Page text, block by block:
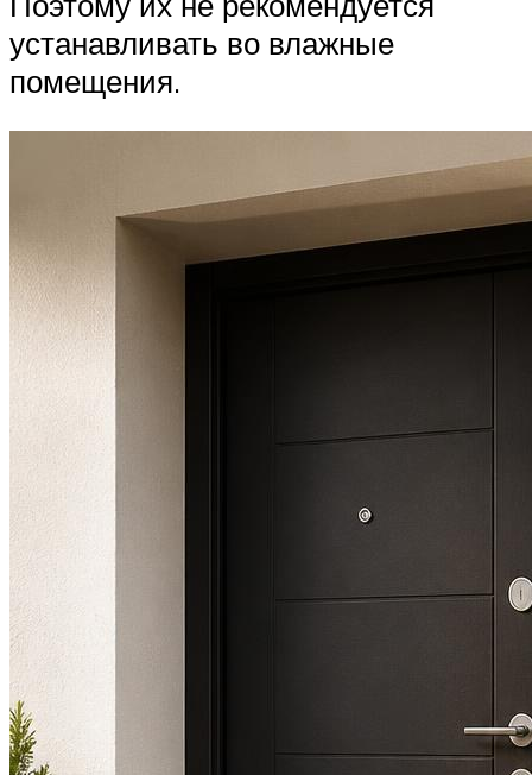
устанавливать во влажные
помещения.